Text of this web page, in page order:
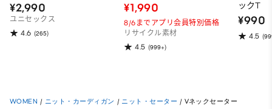
¥2,990
ユニセックス
4.6 (265)
¥1,990
8/6までアプリ会員特別価格
リサイクル素材
4.5 (999+)
ックT
¥990
4.5
WOMEN / ニット・カーディガン / ニット・セーター / Vネックセーター